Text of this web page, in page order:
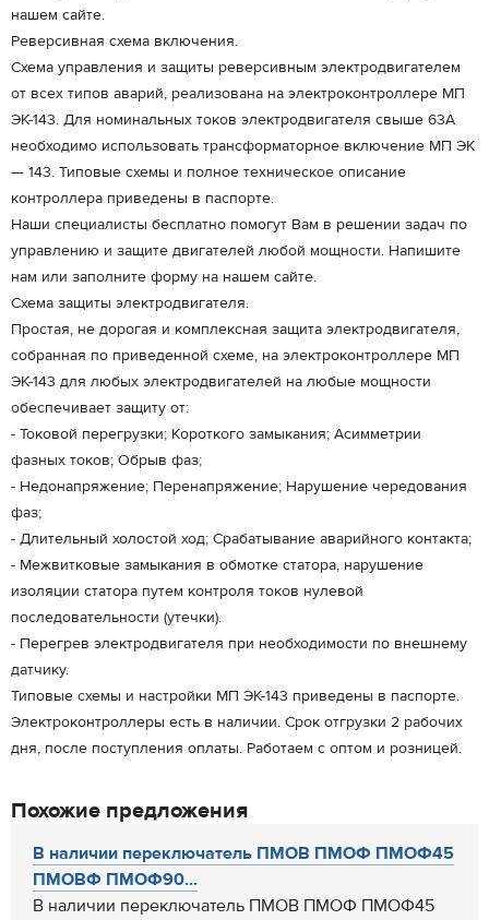
нашем сайте.
Реверсивная схема включения.
Схема управления и защиты реверсивным электродвигателем
от всех типов аварий, реализована на электроконтроллере МП
ЭК-143. Для номинальных токов электродвигателя свыше 63А
необходимо использовать трансформаторное включение МП ЭК
— 143. Типовые схемы и полное техническое описание
контроллера приведены в паспорте.
Наши специалисты бесплатно помогут Вам в решении задач по
управлению и защите двигателей любой мощности. Напишите
нам или заполните форму на нашем сайте.
Схема защиты электродвигателя.
Простая, не дорогая и комплексная защита электродвигателя,
собранная по приведенной схеме, на электроконтроллере МП
ЭК-143 для любых электродвигателей на любые мощности
обеспечивает защиту от:
- Токовой перегрузки; Короткого замыкания; Асимметрии
фазных токов; Обрыв фаз;
- Недонапряжение; Перенапряжение; Нарушение чередования
фаз;
- Длительный холостой ход; Срабатывание аварийного контакта;
- Межвитковые замыкания в обмотке статора, нарушение
изоляции статора путем контроля токов нулевой
последовательности (утечки).
- Перегрев электродвигателя при необходимости по внешнему
датчику.
Типовые схемы и настройки МП ЭК-143 приведены в паспорте.
Электроконтроллеры есть в наличии. Срок отгрузки 2 рабочих
дня, после поступления оплаты. Работаем с оптом и розницей.
Похожие предложения
В наличии переключатель ПМОВ ПМОФ ПМОФ45
ПМОВФ ПМОФ90...
В наличии переключатель ПМОВ ПМОФ ПМОФ45